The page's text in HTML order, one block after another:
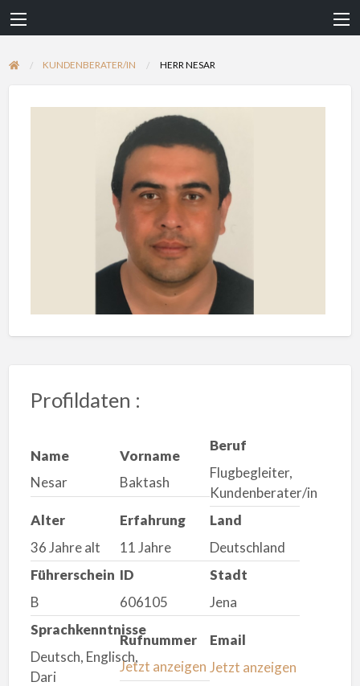
KUNDENBERATER/IN HERR NESAR
Profildaten :
Name
Nesar
Vorname
Baktash
Beruf
Flugbegleiter,
Kundenberater/in
Alter
36 Jahre alt
Erfahrung
11 Jahre
Land
Deutschland
Führerschein
B
ID
606105
Stadt
Jena
Sprachkenntnisse
Deutsch, Englisch,
Dari
Rufnummer
Jetzt anzeigen
Email
Jetzt anzeigen